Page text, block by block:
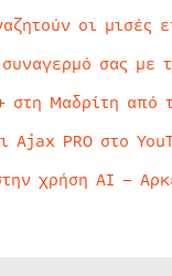
οι μισές
σας με το
στη Μαδρίτη από
PRO στο
χρήση AI –